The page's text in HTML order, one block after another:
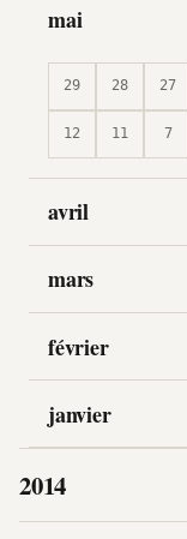
mai
29 28 27
12 11 7
avril
mars
février
janvier
2014